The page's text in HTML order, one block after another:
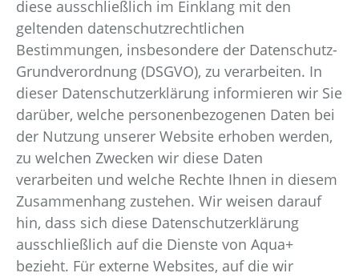
Nachhaltigkeit & Engagement
Kontakt
diese ausschließlich im Einklang mit den
geltenden datenschutzrechtlichen
Bestimmungen, insbesondere der Datenschutz-
Grundverordnung (DSGVO), zu verarbeiten. In
dieser Datenschutzerklärung informieren wir Sie
darüber, welche personenbezogenen Daten bei
der Nutzung unserer Website erhoben werden,
zu welchen Zwecken wir diese Daten
verarbeiten und welche Rechte Ihnen in diesem
Zusammenhang zustehen. Wir weisen darauf
hin, dass sich diese Datenschutzerklärung
ausschließlich auf die Dienste von Aqua+
bezieht. Für externe Websites, auf die wir